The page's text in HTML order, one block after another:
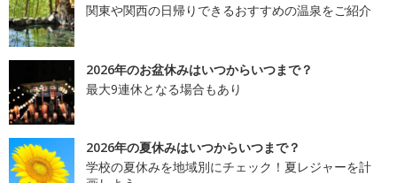
関東や関西の日帰りできるおすすめの温泉をご紹介
2026年のお盆休みはいつからいつまで？
最大9連休となる場合もあり
2026年の夏休みはいつからいつまで？
学校の夏休みを地域別にチェック！夏レジャーを計